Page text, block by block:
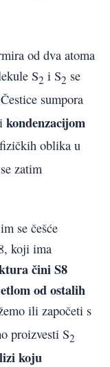
od dva atoma
S2 i S2 se
sumpora
kondenzacijom
oblika u
zatim
se češće
koji ima
čini S8
od ostalih
ili započeti s
proizvesti S2
koju